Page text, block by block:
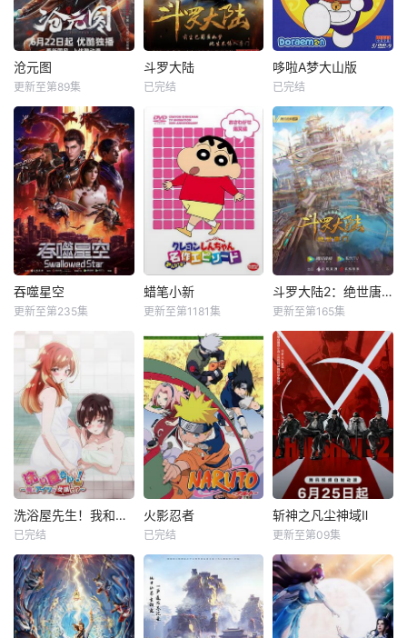
沧元图
更新至第89集
斗罗大陆
已完结
哆啦A梦大山版
已完结
吞噬星空
更新至第235集
蜡笔小新
更新至第1181集
斗罗大陆2：绝世唐门
更新至第165集
洗浴屋先生！我和那家伙在女浴池！？
已完结
火影忍者
已完结
斩神之凡尘神域Ⅱ
更新至第09集